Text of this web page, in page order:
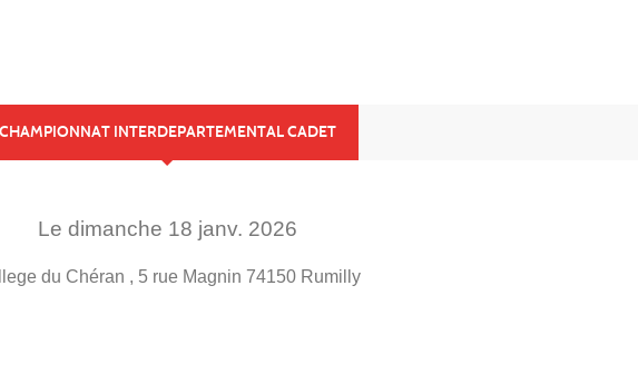
CHAMPIONNAT INTERDEPARTEMENTAL CADET
Le dimanche 18 janv. 2026
du Chéran , 5 rue Magnin 74150 Rumilly